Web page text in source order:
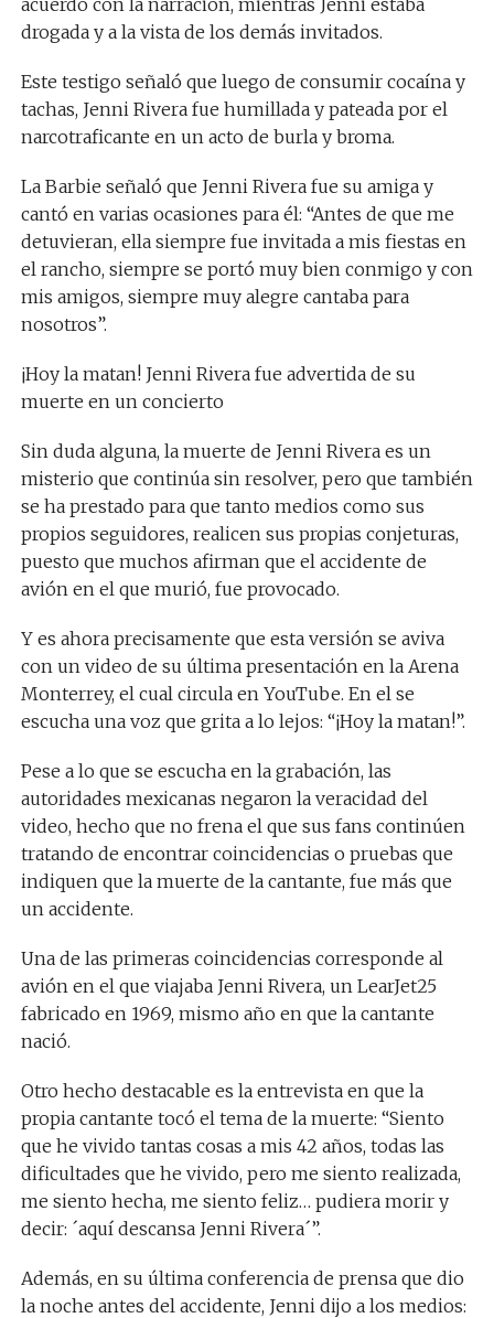
acuerdo con la narración, mientras Jenni estaba
drogada y a la vista de los demás invitados.
Este testigo señaló que luego de consumir cocaína y
tachas, Jenni Rivera fue humillada y pateada por el
narcotraficante en un acto de burla y broma.
La Barbie señaló que Jenni Rivera fue su amiga y
cantó en varias ocasiones para él: “Antes de que me
detuvieran, ella siempre fue invitada a mis fiestas en
el rancho, siempre se portó muy bien conmigo y con
mis amigos, siempre muy alegre cantaba para
nosotros”.
¡Hoy la matan! Jenni Rivera fue advertida de su
muerte en un concierto
Sin duda alguna, la muerte de Jenni Rivera es un
misterio que continúa sin resolver, pero que también
se ha prestado para que tanto medios como sus
propios seguidores, realicen sus propias conjeturas,
puesto que muchos afirman que el accidente de
avión en el que murió, fue provocado.
Y es ahora precisamente que esta versión se aviva
con un video de su última presentación en la Arena
Monterrey, el cual circula en YouTube. En el se
escucha una voz que grita a lo lejos: “¡Hoy la matan!”.
Pese a lo que se escucha en la grabación, las
autoridades mexicanas negaron la veracidad del
video, hecho que no frena el que sus fans continúen
tratando de encontrar coincidencias o pruebas que
indiquen que la muerte de la cantante, fue más que
un accidente.
Una de las primeras coincidencias corresponde al
avión en el que viajaba Jenni Rivera, un LearJet25
fabricado en 1969, mismo año en que la cantante
nació.
Otro hecho destacable es la entrevista en que la
propia cantante tocó el tema de la muerte: “Siento
que he vivido tantas cosas a mis 42 años, todas las
dificultades que he vivido, pero me siento realizada,
me siento hecha, me siento feliz… pudiera morir y
decir: ´aquí descansa Jenni Rivera´”.
Además, en su última conferencia de prensa que dio
la noche antes del accidente, Jenni dijo a los medios: